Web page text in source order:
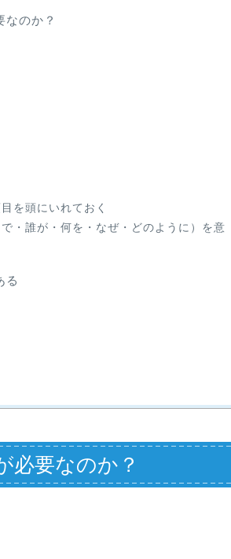
のか？
を頭にいれておく
・誰が・何を・なぜ・どのように）を意
る
必要なのか？